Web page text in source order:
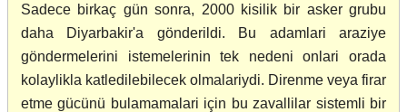
Sadece birkaç gün sonra, 2000 kisilik bir asker grubu
daha Diyarbakir'a gönderildi. Bu adamlari araziye
göndermelerini istemelerinin tek nedeni onlari orada
kolaylikla katledilebilecek olmalariydi. Direnme veya firar
etme gücünü bulamamalari için bu zavallilar sistemli bir